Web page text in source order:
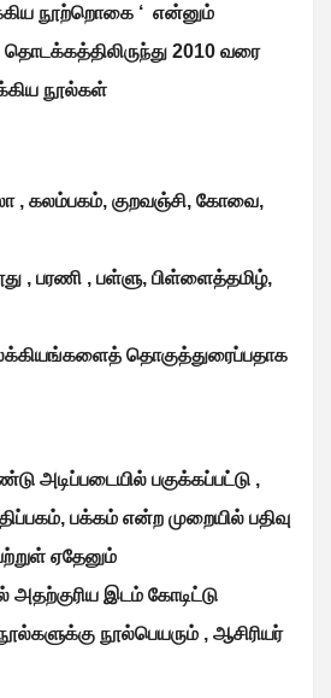
நூற்றொகை ‘ என்னும்
2010 வரை
நூல்கள்
, கலம்பகம், குறவஞ்சி, கோவை,
, பரணி , பள்ளு, பிள்ளைத்தமிழ்,
தொகுத்துரைப்பதாக
அடிப்படையில் பகுக்கப்பட்டு ,
, பக்கம் என்ற முறையில் பதிவு
ஏதேனும்
இடம் கோடிட்டு
நூல்பெயரும் , ஆசிரியர்